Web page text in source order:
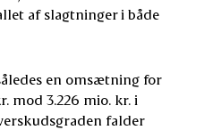
af slagtninger i både
en omsætning for
mod 3.226 mio. kr. i
falder